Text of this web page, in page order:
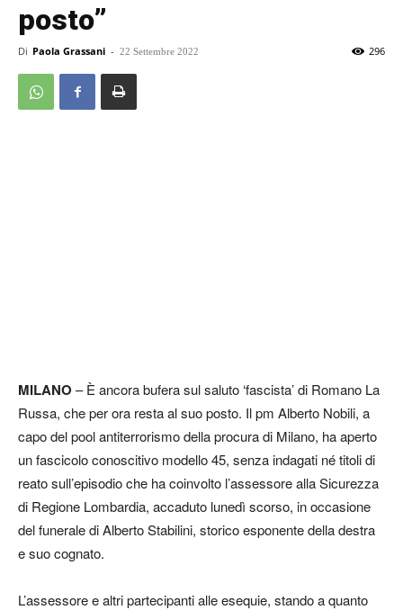
posto”
Di Paola Grassani - 22 Settembre 2022 296
MILANO – È ancora bufera sul saluto ‘fascista’ di Romano La
Russa, che per ora resta al suo posto. Il pm Alberto Nobili, a
capo del pool antiterrorismo della procura di Milano, ha aperto
un fascicolo conoscitivo modello 45, senza indagati né titoli di
reato sull’episodio che ha coinvolto l’assessore alla Sicurezza
di Regione Lombardia, accaduto lunedì scorso, in occasione
del funerale di Alberto Stabilini, storico esponente della destra
e suo cognato.
L’assessore e altri partecipanti alle esequie, stando a quanto